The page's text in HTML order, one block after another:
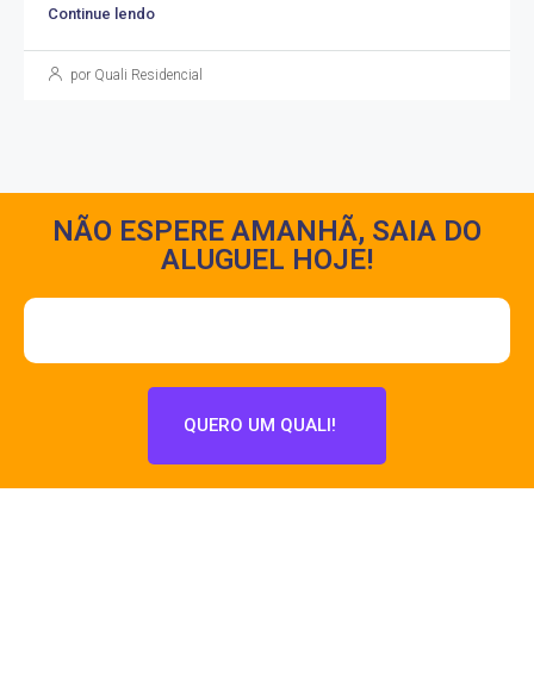
Continue lendo
por Quali Residencial
NÃO ESPERE AMANHÃ, SAIA DO
ALUGUEL HOJE!
QUERO UM QUALI!